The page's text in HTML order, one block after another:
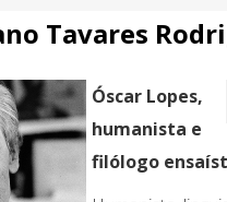
Tavares
Óscar Lopes,
humanista e
filólogo